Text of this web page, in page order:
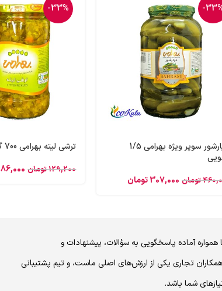
-
خیارشور سوپر ویژه بهرامی 1/5
تومان 307,000تومان
-33%
ترشی لیته بهرامی 700 گرمی
129,200تومان 86,000
همواره آماده پاسخگویی به سؤالات، پیشنهادات و
تجاری یکی از ارزش‌های اصلی ماست، و تیم پشتیبانی
شما باشد.